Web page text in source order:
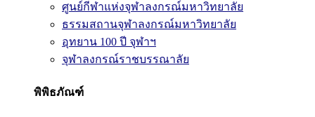
ศูนย์กีฬาแห่งจุฬาลงกรณ์มหาวิทยาลัย
ธรรมสถานจุฬาลงกรณ์มหาวิทยาลัย
อุทยาน 100 ปี จุฬาฯ
จุฬาลงกรณ์ราชบรรณาลัย
พิพิธภัณฑ์